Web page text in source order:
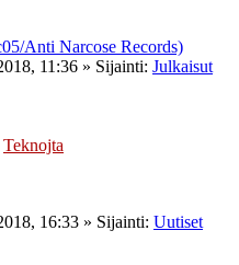
Anti Narcose Records)
11:36 » Sijainti: Julkaisut
Teknojta
16:33 » Sijainti: Uutiset